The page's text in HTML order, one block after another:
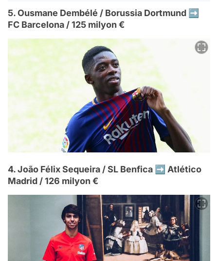
5. Ousmane Dembélé / Borussia Dortmund ➡️
FC Barcelona / 125 milyon €
4. João Félix Sequeira / SL Benfica ➡️ Atlético
Madrid / 126 milyon €